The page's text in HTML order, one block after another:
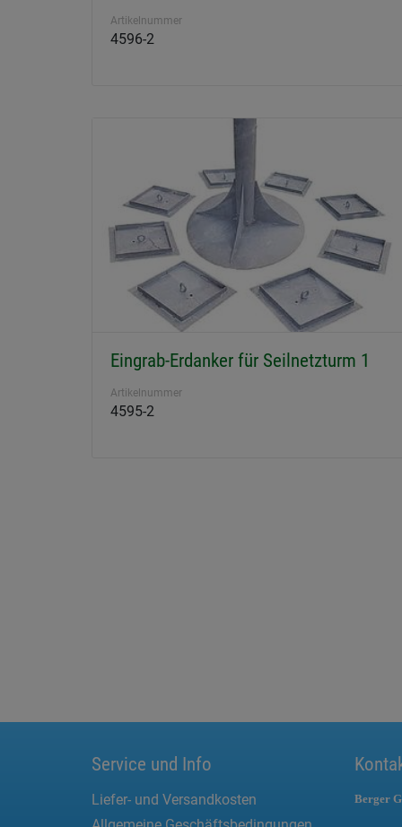
Artikelnummer
4596-2
Eingrab-Erdanker für Seilnetzturm 1
Artikelnummer
4595-2
Service und Info
Liefer- und Versandkosten
Berger